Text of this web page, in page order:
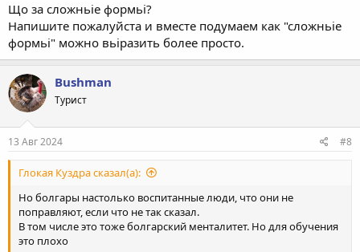
Що за сложньiе формьi?
Напишите пожалуйста и вместе подумаем как "сложньiе
формьi" можно вьiразить более просто.
Bushman
Турист
13 Авг 2024 #8
Глокая Куздра сказал(а):
Но болгары настолько воспитанные люди, что они не
поправляют, если что не так сказал.
В том числе это тоже болгарский менталитет. Но для обучения
это плохо